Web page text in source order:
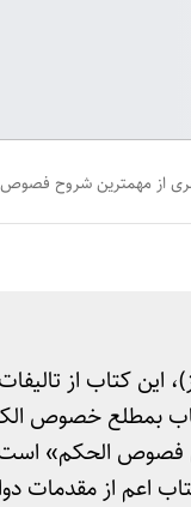
مهمترین شروح فصوص
این کتاب از
بمطلع خصوص
الحکم» است و
اعم از مقدمات